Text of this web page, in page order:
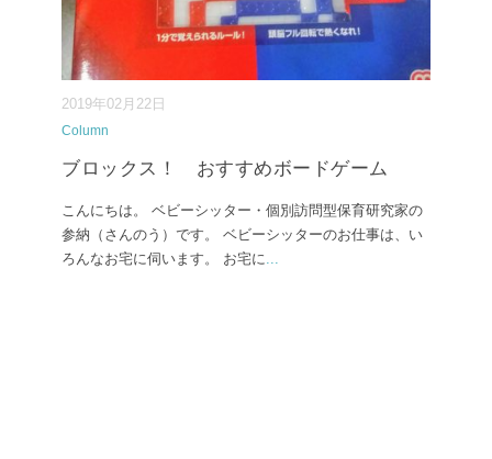
2019年02月22日
Column
ブロックス！ おすすめボードゲーム
こんにちは。 ベビーシッター・個別訪問型保育研究家の
参納（さんのう）です。 ベビーシッターのお仕事は、い
ろんなお宅に伺います。 お宅に...